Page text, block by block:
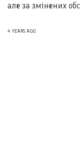
але за змінених
4 YEARS AGO